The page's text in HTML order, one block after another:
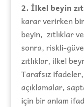
2. İlkel beyin
karar verirken
beyin, zıtlıklar
sonra, riskli-
zıtlıklar, ilkel
Tarafsız
açıklamalar,
için bir anlam